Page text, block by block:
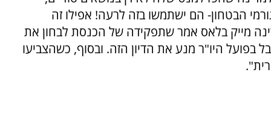
הבטחון- הם ישתמשו בזה לרעה! אפילו זה
מייק בלאס אמר שתפקידה של הכנסת לבחון את
היו"ר מנע את הדיון הזה. ובסוף, כשהצביעו